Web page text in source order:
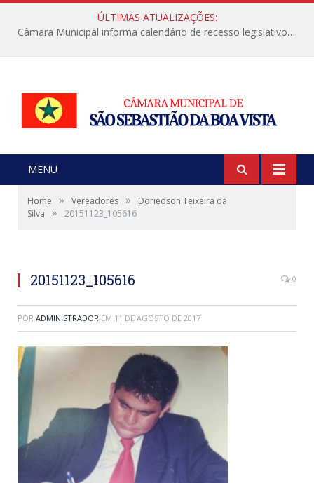
ÚLTIMAS ATUALIZAÇÕES:
Câmara Municipal informa calendário de recesso legislativo de julho
MENU
Home » Vereadores »
Doriedson Teixeira da
Silva
» 20151123_105616
20151123_105616 0
POR ADMINISTRADOR EM 11 DE AGOSTO DE 2017